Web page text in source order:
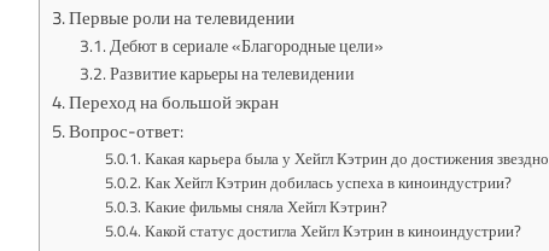
Первые роли на телевидении
Дебют в сериале «Благородные цели»
Развитие карьеры на телевидении
Переход на большой экран
Вопрос-ответ:
Какая карьера была у Хейгл Кэтрин до достижения
Как Хейгл Кэтрин добилась успеха в киноиндустрии?
Какие фильмы сняла Хейгл Кэтрин?
Какой статус достигла Хейгл Кэтрин в киноиндустрии?